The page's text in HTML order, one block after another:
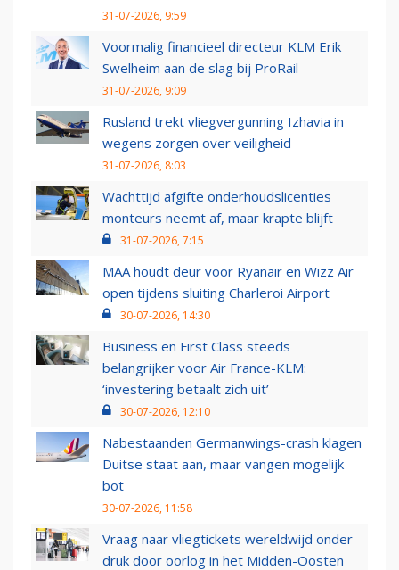
31-07-2026, 9:59
Voormalig financieel directeur KLM Erik
Swelheim aan de slag bij ProRail
31-07-2026, 9:09
Rusland trekt vliegvergunning Izhavia in
wegens zorgen over veiligheid
31-07-2026, 8:03
Wachttijd afgifte onderhoudslicenties
monteurs neemt af, maar krapte blijft
31-07-2026, 7:15
MAA houdt deur voor Ryanair en Wizz Air
open tijdens sluiting Charleroi Airport
30-07-2026, 14:30
Business en First Class steeds
belangrijker voor Air France-KLM:
‘investering betaalt zich uit’
30-07-2026, 12:10
Nabestaanden Germanwings-crash klagen
Duitse staat aan, maar vangen mogelijk
bot
30-07-2026, 11:58
Vraag naar vliegtickets wereldwijd onder
druk door oorlog in het Midden-Oosten